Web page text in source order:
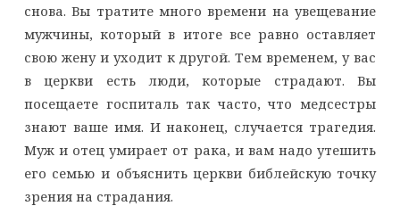
снова. Вы тратите много времени на увещевание
мужчины, который в итоге все равно оставляет
свою жену и уходит к другой. Тем временем, у вас
в церкви есть люди, которые страдают. Вы
посещаете госпиталь так часто, что медсестры
знают ваше имя. И наконец, случается трагедия.
Муж и отец умирает от рака, и вам надо утешить
его семью и объяснить церкви библейскую точку
зрения на страдания.